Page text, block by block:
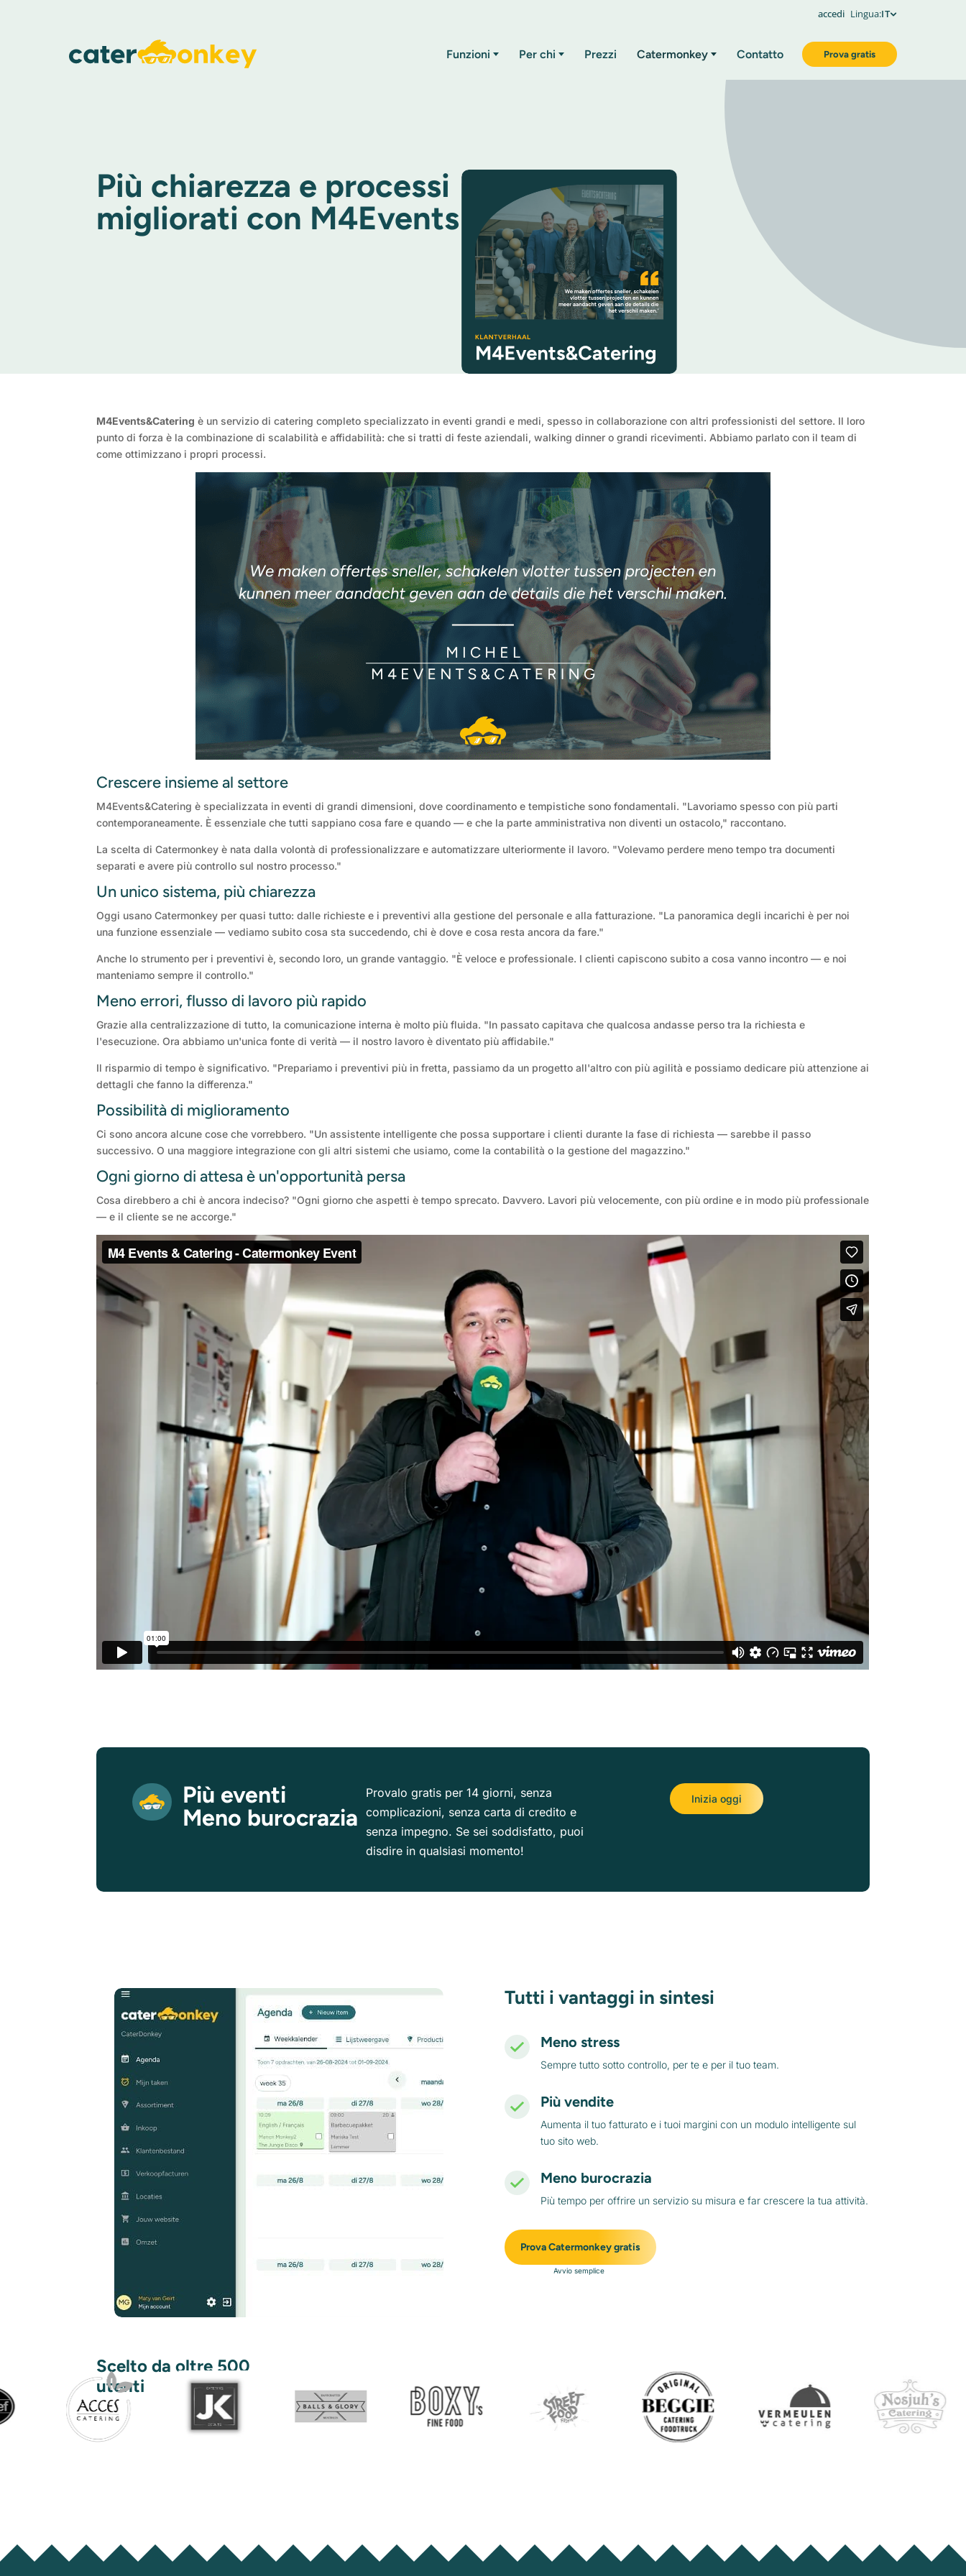
accedi Lingua:IT
Funzioni Per chi Prezzi Catermonkey Contatto Prova gratis
Più chiarezza e processi
migliorati con M4Events
M4Events&Catering è un servizio di catering completo specializzato in eventi grandi e medi, spesso in collaborazione con altri professionisti del settore. Il loro
punto di forza è la combinazione di scalabilità e affidabilità: che si tratti di feste aziendali, walking dinner o grandi ricevimenti. Abbiamo parlato con il team di
come ottimizzano i propri processi.
Crescere insieme al settore
M4Events&Catering è specializzata in eventi di grandi dimensioni, dove coordinamento e tempistiche sono fondamentali. "Lavoriamo spesso con più parti
contemporaneamente. È essenziale che tutti sappiano cosa fare e quando — e che la parte amministrativa non diventi un ostacolo," raccontano.
La scelta di Catermonkey è nata dalla volontà di professionalizzare e automatizzare ulteriormente il lavoro. "Volevamo perdere meno tempo tra documenti
separati e avere più controllo sul nostro processo."
Un unico sistema, più chiarezza
Oggi usano Catermonkey per quasi tutto: dalle richieste e i preventivi alla gestione del personale e alla fatturazione. "La panoramica degli incarichi è per noi
una funzione essenziale — vediamo subito cosa sta succedendo, chi è dove e cosa resta ancora da fare."
Anche lo strumento per i preventivi è, secondo loro, un grande vantaggio. "È veloce e professionale. I clienti capiscono subito a cosa vanno incontro — e noi
manteniamo sempre il controllo."
Meno errori, flusso di lavoro più rapido
Grazie alla centralizzazione di tutto, la comunicazione interna è molto più fluida. "In passato capitava che qualcosa andasse perso tra la richiesta e
l'esecuzione. Ora abbiamo un'unica fonte di verità — il nostro lavoro è diventato più affidabile."
Il risparmio di tempo è significativo. "Prepariamo i preventivi più in fretta, passiamo da un progetto all'altro con più agilità e possiamo dedicare più attenzione ai
dettagli che fanno la differenza."
Possibilità di miglioramento
Ci sono ancora alcune cose che vorrebbero. "Un assistente intelligente che possa supportare i clienti durante la fase di richiesta — sarebbe il passo
successivo. O una maggiore integrazione con gli altri sistemi che usiamo, come la contabilità o la gestione del magazzino."
Ogni giorno di attesa è un'opportunità persa
Cosa direbbero a chi è ancora indeciso? "Ogni giorno che aspetti è tempo sprecato. Davvero. Lavori più velocemente, con più ordine e in modo più professionale
— e il cliente se ne accorge."
Più eventi
Meno burocrazia
Provalo gratis per 14 giorni, senza
complicazioni, senza carta di credito e
senza impegno. Se sei soddisfatto, puoi
disdire in qualsiasi momento!
Inizia oggi
Tutti i vantaggi in sintesi
Meno stress
Sempre tutto sotto controllo, per te e per il tuo team.
Più vendite
Aumenta il tuo fatturato e i tuoi margini con un modulo intelligente sul
tuo sito web.
Meno burocrazia
Più tempo per offrire un servizio su misura e far crescere la tua attività.
Prova Catermonkey gratis
Avvio semplice
Scelto da oltre 500
utenti